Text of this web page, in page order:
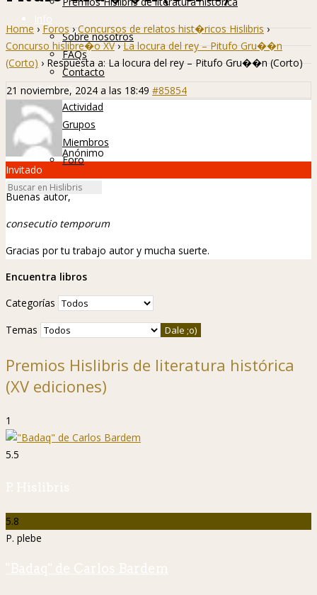
Info
Sobre nosotros
FAQs
Contacto
Hislibreños
Actividad
Grupos
Miembros
Foro
Home › Foros › Concursos de relatos hist�ricos Hislibris ›
Concurso hislibre�o XV › La locura del rey – Pitufo Gru��n
(Corto) › Respuesta a: La locura del rey – Pitufo Gru��n (Corto)
21 noviembre, 2024 a las 18:49 #85854
Anónimo
Invitado
Buenas autor,
consecutio temporum
Gracias por tu trabajo autor y mucha suerte.
Encuentra libros
Categorías
Temas
Premios Hislibris de literatura histórica
(XV ediciones)
1
5.5
P. Hislibris
5.8
P. plebe
"Badaq" de Carlos Bardem